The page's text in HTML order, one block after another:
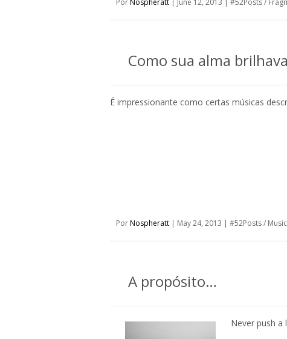
PorNospheratt | June 12, 2013 | #52Posts/
Como sua alma brilhava
É impressionante como certas músicas
PorNospheratt | May 24, 2013 | #52Posts/ Music
A propósito…
Never push a